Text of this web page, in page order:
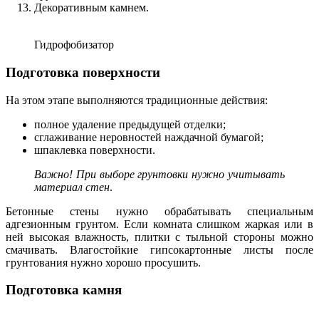
Декоративным камнем.
Гидрофобизатор
Подготовка поверхности
На этом этапе выполняются традиционные действия:
полное удаление предыдущей отделки;
сглаживание неровностей наждачной бумагой;
шпаклевка поверхности.
Важно! При выборе грунтовки нужно учитывать
материал стен.
Бетонные стены нужно обрабатывать специальным
адгезионным грунтом. Если комната слишком жаркая или в
ней высокая влажность, плитки с тыльной стороны можно
смачивать. Влагостойкие гипсокартонные листы после
грунтования нужно хорошо просушить.
Подготовка камня